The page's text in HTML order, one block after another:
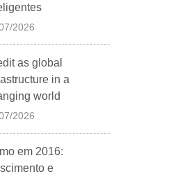
2026
as global
in a
world
2026
em 2016:
e